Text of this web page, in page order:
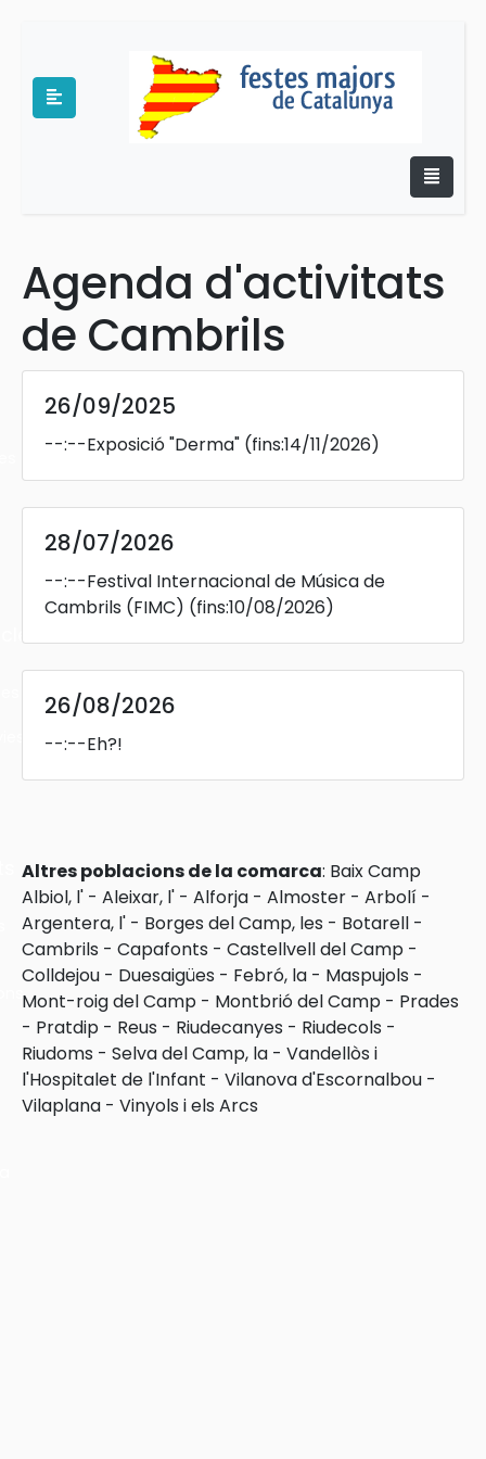
Agenda d'activitats
de Cambrils
26/09/2025
--:--Exposició "Derma" (fins:14/11/2026)
28/07/2026
--:--Festival Internacional de Música de
Cambrils (FIMC) (fins:10/08/2026)
26/08/2026
--:--Eh?!
Altres poblacions de la comarca: Baix Camp
Albiol, l' - Aleixar, l' - Alforja - Almoster - Arbolí -
Argentera, l' - Borges del Camp, les - Botarell -
Cambrils - Capafonts - Castellvell del Camp -
Colldejou - Duesaigües - Febró, la - Maspujols -
Mont-roig del Camp - Montbrió del Camp - Prades
- Pratdip - Reus - Riudecanyes - Riudecols -
Riudoms - Selva del Camp, la - Vandellòs i
l'Hospitalet de l'Infant - Vilanova d'Escornalbou -
Vilaplana - Vinyols i els Arcs